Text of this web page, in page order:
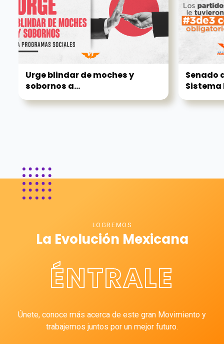
Urge blindar de moches y
sobornos a...
Senado
Sistema
LOGREMOS
La Evolución Mexicana
ÉNTRALE
Únete, conoce más acerca de este gran Movimiento y
trabajemos juntos por un mejor futuro.